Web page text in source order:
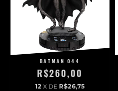
BATMAN 044
R$260,00
12 X DE R$26,75